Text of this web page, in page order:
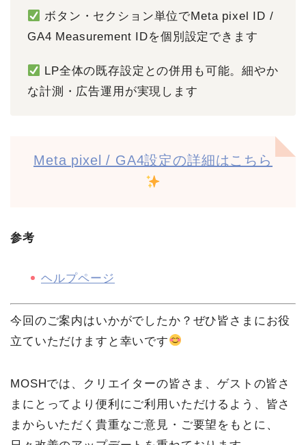
ボタン・セクション単位でMeta pixel ID /
GA4 Measurement IDを個別設定できます
LP全体の既存設定との併用も可能。細やか
な計測・広告運用が実現します
Meta pixel / GA4設定の詳細はこちら
参考
ヘルプページ
今回のご案内はいかがでしたか？ぜひ皆さまにお役
立ていただけますと幸いです
MOSHでは、クリエイターの皆さま、ゲストの皆さ
まにとってより便利にご利用いただけるよう、皆さ
まからいただく貴重なご意見・ご要望をもとに、